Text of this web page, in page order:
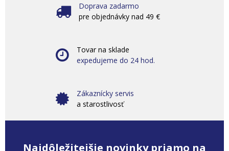
Doprava zadarmo
pre objednávky nad 49 €
Tovar na sklade
expedujeme do 24 hod.
Zákaznícky servis
a starostlivosť
Najdôležitejšie novinky priamo na